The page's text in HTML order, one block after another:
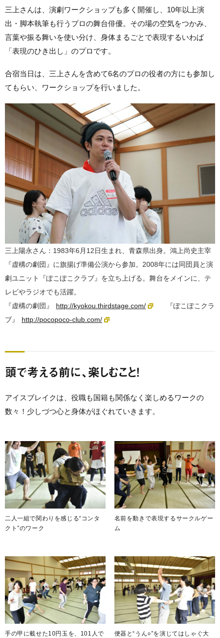
三上さんは、演劇ワークショップも多く開催し、10年以上演
出・脚本執筆も行うプロの舞台俳優。その場の空気をつかみ、
言葉や振る舞いを使い分け、身体まるごとで表現するいわば
「表現のひき出し」のプロです。
合宿当日は、三上さんを含めて6名のプロの役者の方にも参加し
てもらい、ワークショップを行いました。
三上陽永さん： 1983年6月12日生まれ、青森県出身。鴻上尚史主宰
『虚構の劇団』に旗揚げ準備公演から参加。2008年には同団員と演
劇ユニット『ぽこぽこクラブ』を立ち上げる。舞台をメインに、テ
レビやラジオでも活躍。
『虚構の劇団』
http://kyokou.thirdstage.com/
『ぽこぽこクラ
ブ』
http://pocopoco-club.com/
頭で考える前に、楽しむこと！
アイスブレイクは、役職も国籍も関係なく楽しめるワークの
数々！少しづつ心と身体がほぐれていきます。
二人一組で関わりを感じる“コンタ
クト”のワーク
名前を動きで表現するサークルゲー
ム
手の甲に載せた10円玉を、101人で
便器と“うん○”を演じてはしゃぐ大